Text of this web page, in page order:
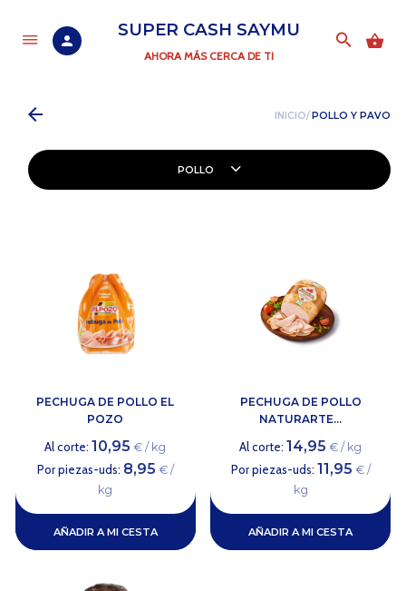
SUPER CASH SAYMU
AHORA MÁS CERCA DE TI
INICIO/POLLO Y PAVO
POLLO
PECHUGA DE POLLO EL
POZO
Al corte:10,95 € / kg
Por piezas-uds: 8,95 € /
kg
AÑADIR A MI CESTA
PECHUGA DE POLLO
NATURARTE...
Al corte:14,95 € / kg
Por piezas-uds: 11,95 € /
kg
AÑADIR A MI CESTA